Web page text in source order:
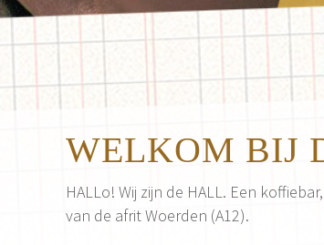
WELKOM BIJ
HALLo! Wij zijn de HALL. Een
van de afrit Woerden (A12).